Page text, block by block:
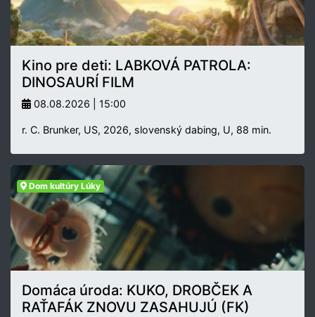
Kino pre deti: LABKOVÁ PATROLA:
DINOSAURÍ FILM
08.08.2026 | 15:00
r. C. Brunker, US, 2026, slovenský dabing, U, 88 min.
Dom kultúry Lúky
Domáca úroda: KUKO, DROBČEK A
RAŤAFÁK ZNOVU ZASAHUJÚ (FK)